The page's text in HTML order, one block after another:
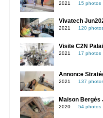
2021 15 photos
Vivatech
2021 120
Visite C2N
2021 17 photos
Annonce
2021 137
Maison Bergès
2020 54 photos